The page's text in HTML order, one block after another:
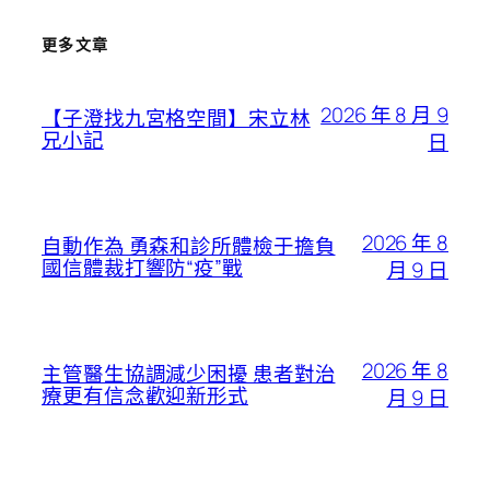
更多文章
【子澄找九宮格空間】宋立林
兄小記
2026 年 8 月 9
日
自動作為 勇森和診所體檢于擔負
國信體裁打響防“疫”戰
2026 年 8
月 9 日
主管醫生協調減少困擾 患者對治
療更有信念歡迎新形式
2026 年 8
月 9 日